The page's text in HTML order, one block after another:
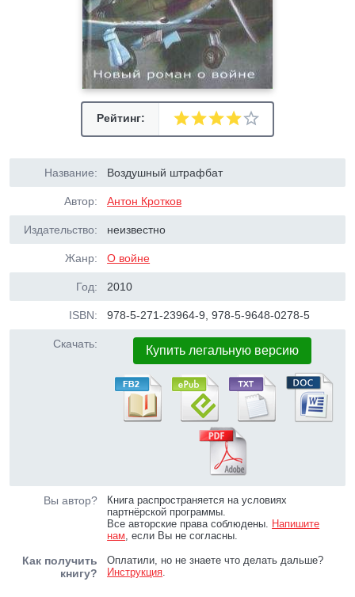
Рейтинг:
Название: Воздушный штрафбат
Автор: Антон Кротков
Издательство: неизвестно
Жанр: О войне
Год: 2010
ISBN: 978-5-271-23964-9, 978-5-9648-0278-5
Скачать: Купить легальную версию
Вы автор?
Книга распространяется на условиях
партнёрской программы.
Все авторские права соблюдены. Напишите
нам, если Вы не согласны.
Как получить
книгу?
Оплатили, но не знаете что делать дальше?
Инструкция.